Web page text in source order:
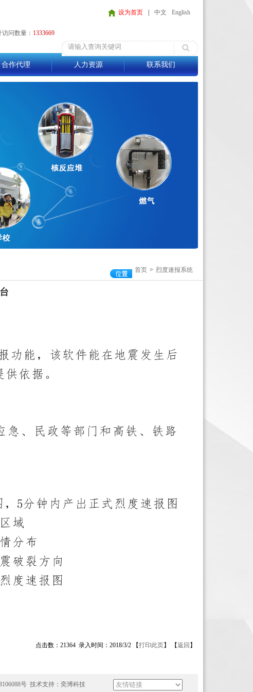
设为首页 中文 English
访问数量： 1333669
合作代理 人力资源 联系我们
首页 > 烈度速报系统
点击数：21364 录入时间：2018/3/2 【打印此页】 【返回 】
号 技术支持： 奕博科技